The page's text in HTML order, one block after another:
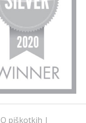
O piškotkih |